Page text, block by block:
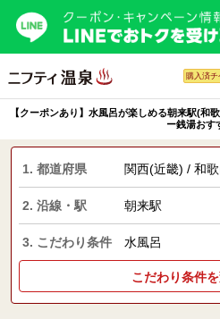
購入済
【クーポンあり】水風呂が楽しめる朝来駅(和
ー銭湯おす
1. 都道府県 関西(近畿) / 和
2. 沿線・駅 朝来駅
3. こだわり条件 水風呂
こだわり条件